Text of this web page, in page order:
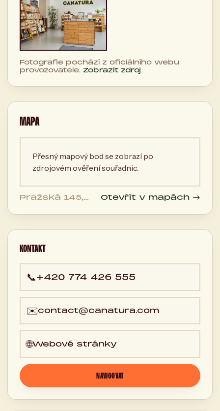
Fotografie pochází z oficiálního webu
provozovatele. Zobrazit zdroj
MAPA
Přesný mapový bod se zobrazí po
zdrojovém ověření souřadnic.
Pražská 145,
01 Příbram,
Otevřít v mapách →
KONTAKT
📞+420 774 426 555
✉️contact@canatura.com
🌐Webové stránky
NAVIGOVAT